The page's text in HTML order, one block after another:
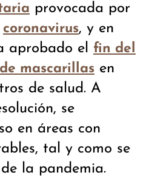
provocada por
coronavirus, y en
aprobado el fin del
mascarillas en
de salud. A
se
en áreas con
tal y como se
la pandemia.